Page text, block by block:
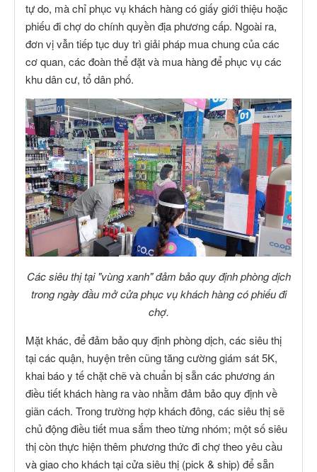
tự do, mà chỉ phục vụ khách hàng có giấy giới thiệu hoặc
phiếu đi chợ do chính quyền địa phương cấp. Ngoài ra,
đơn vị vẫn tiếp tục duy trì giải pháp mua chung của các
cơ quan, các đoàn thể đặt và mua hàng để phục vụ các
khu dân cư, tổ dân phố.
Các siêu thị tại "vùng xanh" đảm bảo quy định phòng dịch
trong ngày đầu mở cửa phục vụ khách hàng có phiếu đi
chợ.
Mặt khác, để đảm bảo quy định phòng dịch, các siêu thị
tại các quận, huyện trên cũng tăng cường giám sát 5K,
khai báo y tế chặt chẽ và chuẩn bị sẵn các phương án
điều tiết khách hàng ra vào nhằm đảm bảo quy định về
giãn cách. Trong trường hợp khách đông, các siêu thị sẽ
chủ động điều tiết mua sắm theo từng nhóm; một số siêu
thị còn thực hiện thêm phương thức đi chợ theo yêu cầu
và giao cho khách tại cửa siêu thị (pick & ship) để sẵn